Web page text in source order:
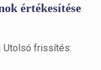
értékesítése
Utolsó frissítés: